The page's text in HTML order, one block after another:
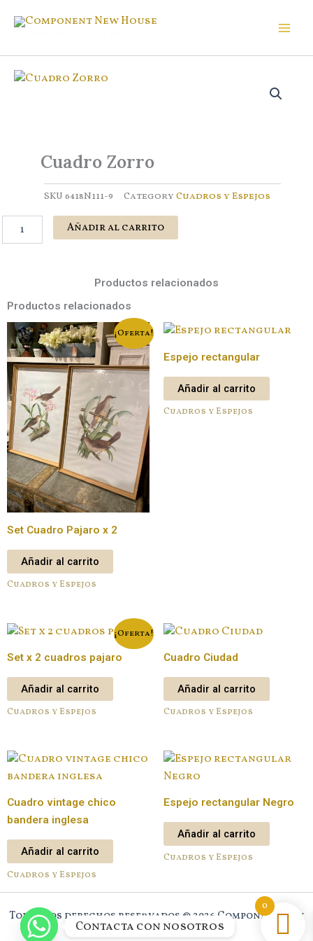
Cuadro Zorro
SKU 6418N111-9 Category Cuadros y Espejos
Zorro
Añadir al carrito
Productos relacionados
Productos relacionados
¡Oferta!
Set Cuadro Pajaro x 2
Añadir al carrito
Cuadros y Espejos
Espejo rectangular
Añadir al carrito
Cuadros y Espejos
¡Oferta!
Set x 2 cuadros pajaro
Añadir al carrito
Cuadros y Espejos
Cuadro Ciudad
Añadir al carrito
Cuadros y Espejos
Cuadro vintage chico
bandera inglesa
Añadir al carrito
Cuadros y Espejos
Espejo rectangular Negro
Añadir al carrito
Cuadros y Espejos
Todos los derechos reservados © 2026 Component New
House
0
Contacta con nosotros